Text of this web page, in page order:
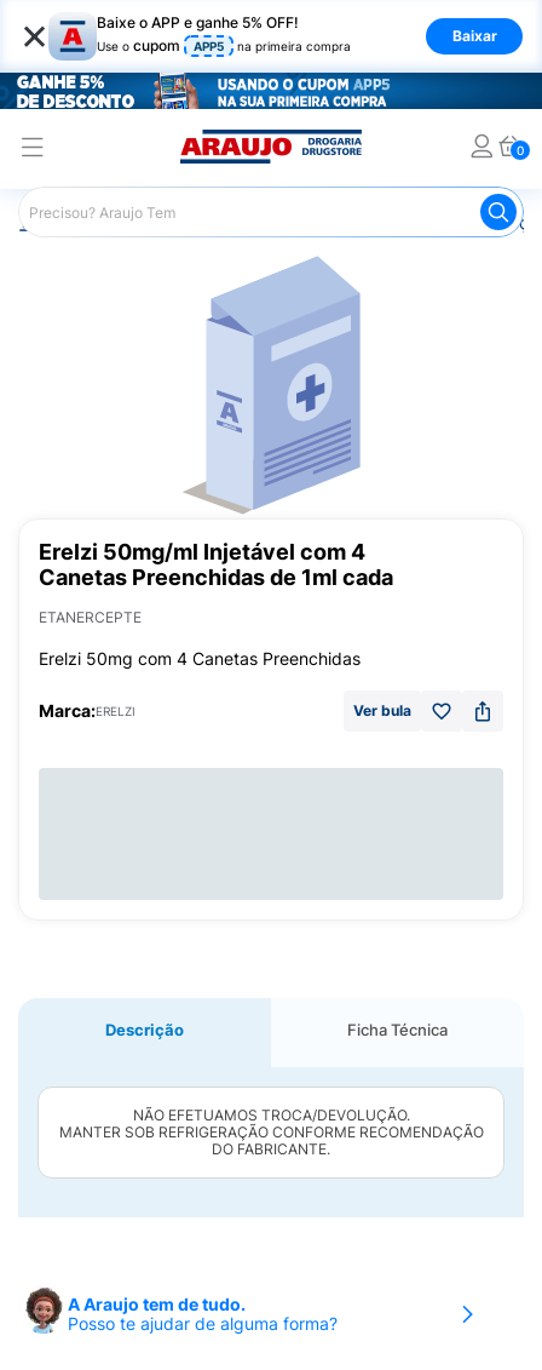
× Baixe o APP e ganhe 5% OFF!
Use o cupom APP5 na primeira compra
Baixar
0
Araujo Medicamentos Remédios para Alergias e
Erelzi 50mg/ml Injetável com 4
Canetas Preenchidas de 1ml cada
ETANERCEPTE
Erelzi 50mg com 4 Canetas Preenchidas
Marca:ERELZI Ver bula
Descrição Ficha Técnica
NÃO EFETUAMOS TROCA/DEVOLUÇÃO.
MANTER SOB REFRIGERAÇÃO CONFORME RECOMENDAÇÃO
DO FABRICANTE.
A Araujo tem de tudo.
Posso te ajudar de alguma forma?